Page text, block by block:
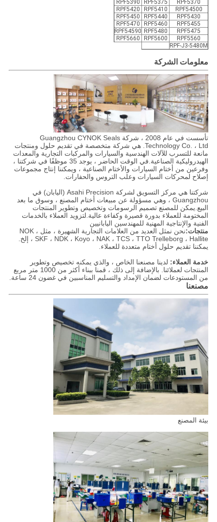
RPF5370
RPF5375
RPF5390
RPF54500
RPF5410
RPF5420
RPF5430
RPF5440
RPF5450
RPF5455
RPF5460
RPF5470
RPF5475
RPF5480
RPF54590
RPF5560
RPF5600
RPF5660
RPF-J3-5480M
معلومات الشركة
تأسست في عام 2008 ، شركة Guangzhou CYNOK Seals
Technology Co. ، Ltd. هي شركة متخصصة في تقديم حلول ومنتجات
مانعة للتسرب للآلات الهندسية والسيارات والمركبات التجارية والمعدات
الهيدروليكية الصناعية.في الوقت الحاضر ، يوجد 35 موظفًا في شركتنا ،
وفرعين من أختام السيارات والأختام الصناعية ، ويمكننا إنتاج مجموعات
إصلاح لمحركات السيارات وعلب التروس والحفارات.
شركتنا هي مركز التسويق لشركة Asahi Precision (اليابان) في
Guangzhou ، وهي مسؤولة عن مبيعات أختام المصنع ، وسوق ما بعد
البيع.يمكن للمصنع تصميم الرسومات وتخصيص وتطوير المنتجات
المختومة للعملاء بدورة قصيرة وكفاءة عالية.لتزويد العملاء بالخدمات
الفنية والإنتاجية المهنية للمهندسين اليابانيين
منتجات:
نحن نمثل العديد من العلامات التجارية الشهيرة ، مثل NOK ،
SKF ، NDK ، Koyo ، NAK ، TCS ، TTO Trelleborg ، Hallite ، إلخ.
يمكننا تقديم حلول أختام متعددة للعملاء.
خدمة العملاء: لدينا مصنعنا الخاص ، والذي يمكنه تخصيص وتطوير
المنتجات لعملائنا. بالإضافة إلى ذلك ، قمنا ببناء أكثر من 1000 متر مربع
من المستودعات لضمان الإمداد والتسليم المناسبين في غضون 24 ساعة.
مصنعنا
بيئة المصنع